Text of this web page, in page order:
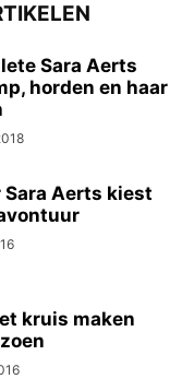
Sara Aerts
horden en haar
Aerts kiest
kruis maken